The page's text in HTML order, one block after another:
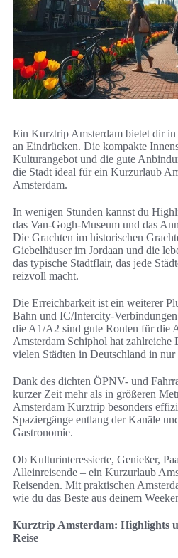
Ein Kurztrip Amsterdam bietet dir
an Eindrücken. Die kompakte
Kulturangebot und die gute
die Stadt ideal für ein Kurzurlaub
Amsterdam.
In wenigen Stunden kannst du
das Van-Gogh-Museum und das
Die Grachten im historischen
Giebelhäuser im Jordaan und die
das typische Stadtflair, das jede
reizvoll macht.
Die Erreichbarkeit ist ein weiterer
Bahn und IC/Intercity-
die A1/A2 sind gute Routen für die
Amsterdam Schiphol hat
vielen Städten in Deutschland in
Dank des dichten ÖPNV- und
kurzer Zeit mehr als in größeren
Amsterdam Kurztrip besonders
Spaziergänge entlang der Kanäle
Gastronomie.
Ob Kulturinteressierte, Genießer,
Alleinreisende – ein Kurzurlaub
Reisenden. Mit praktischen
wie du das Beste aus deinem
Kurztrip Amsterdam: Highlights
Reise